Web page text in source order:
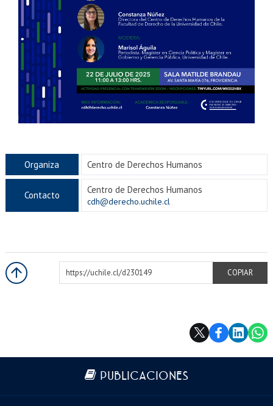
Organiza Centro de Derechos Humanos
Contacto Centro de Derechos Humanos
cdh@derecho.uchile.cl
https://uchile.cl/d230149
COPIAR
Más información
PUBLICACIONES